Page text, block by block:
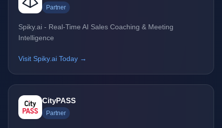
Partner
Spiky.ai - Real-Time AI Sales Coaching & Meeting
Intelligence
Visit Spiky.ai Today →
CityPASS
Partner